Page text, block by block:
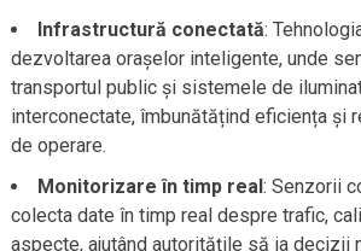
Infrastructură conectată:
dezvoltarea orașelor inteligente, unde
transportul public și sistemele de
interconectate, îmbunătățind eficiența și
de operare.
Monitorizare în timp real: Senzorii
colecta date în timp real despre trafic,
aspecte, ajutând autoritățile să ia decizii